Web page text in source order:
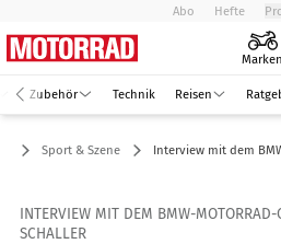
Abo Hefte
Marken
Zubehör Technik Reisen
Sport & Szene Interview mit dem
INTERVIEW MIT DEM BMW-MOTORRAD-
SCHALLER